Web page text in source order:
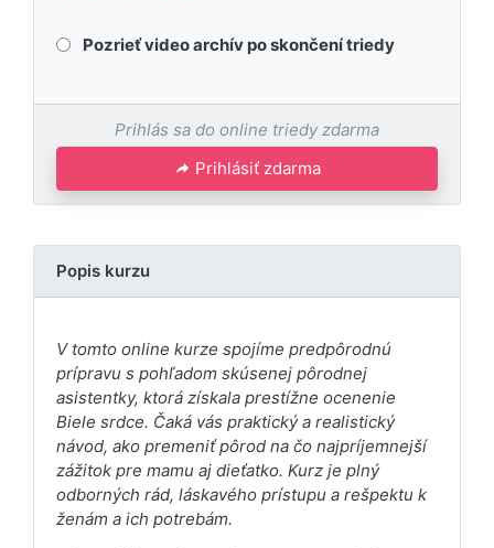
Pozrieť video archív po skončení triedy
Prihlás sa do online triedy zdarma
Prihlásiť zdarma
Popis kurzu
V tomto online kurze spojíme predpôrodnú
prípravu s pohľadom skúsenej pôrodnej
asistentky, ktorá získala prestížne ocenenie
Biele srdce. Čaká vás praktický a realistický
návod, ako premeniť pôrod na čo najpríjemnejší
zážitok pre mamu aj dieťatko. Kurz je plný
odborných rád, láskavého prístupu a rešpektu k
ženám a ich potrebám.